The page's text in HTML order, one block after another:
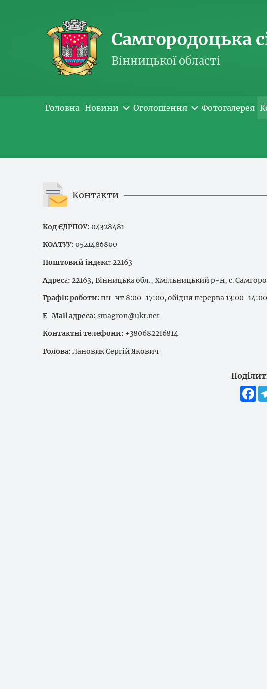
Самгородоцька
Вінницької області
Головна Новини Оголошення Фотогалерея
Контакти
Код ЄДРПОУ: 04328481
КОАТУУ: 0521486800
Поштовий індекс: 22163
Адреса: 22163, Вінницька обл., Хмільницький р-н, с.
Графік роботи: пн-чт 8:00-17:00, обідня перерва 13:00-
E-Mail адреса: smagron@ukr.net
Контактні телефони: +380682216814
Голова: Лановик Сергій Якович